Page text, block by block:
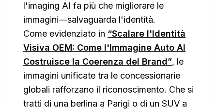
l'imaging AI fa più che migliorare le
immagini—salvaguarda l'identità.
Come evidenziato in “Scalare l'Identità
Visiva OEM: Come l'Immagine Auto AI
Costruisce la Coerenza del Brand”, le
immagini unificate tra le concessionarie
globali rafforzano il riconoscimento. Che si
tratti di una berlina a Parigi o di un SUV a